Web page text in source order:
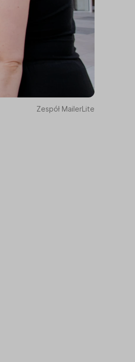
Zespół MailerLite